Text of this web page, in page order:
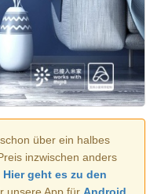
über ein halbes
inzwischen anders
Hier geht es zu den